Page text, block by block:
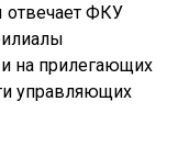
отвечает ФКУ
и на прилегающих
управляющих